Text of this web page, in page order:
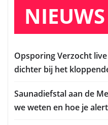
NIEUWS
Opsporing Verzocht
dichter bij het
Saunadiefstal aan de
we weten en hoe je